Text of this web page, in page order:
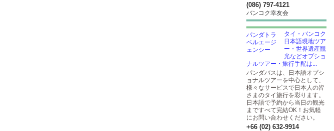
(086) 797-4121
バンコク幸友会
タイ・バンコク
日本語現地ツア
ー・世界遺産観
光などオプショ
ナルツアー・旅行手配は...
パンダバスは、日本語オプシ
ョナルツアーを中心として、
様々なサービスで日本人の皆
さまのタイ旅行を彩ります。
日本語で予約から当日の観光
まですべて完結OK！お気軽
にお問い合わせください。
+66 (02) 632-9914